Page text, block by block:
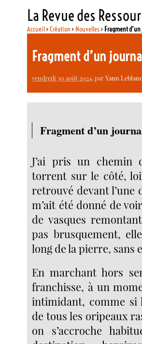
La Revue des
Accueil>Création > Nouvelles> Fragment
Fragment d’un
vendredi 30 août 2024, parYann Leblanc
Fragment d’un
J’ai pris un chemin
torrent sur le côté,
retrouvé devant l’une
m’ait été donné de
de vasques
pas brusquement,
long de la pierre, sans
En marchant hors
franchisse, à un
intimidant, comme si
de tous les oripeaux
on s’accroche